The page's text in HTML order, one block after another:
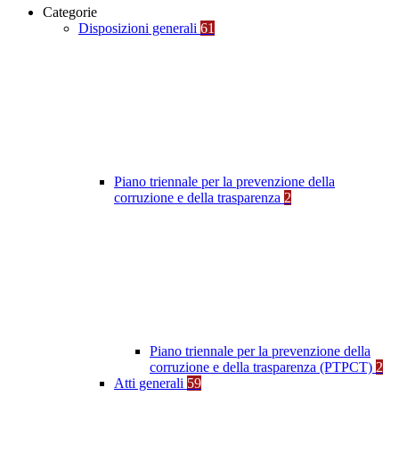
Categorie
Disposizioni generali 61
Piano triennale per la prevenzione della
corruzione e della trasparenza 2
Piano triennale per la prevenzione della
corruzione e della trasparenza (PTPCT) 2
Atti generali 59